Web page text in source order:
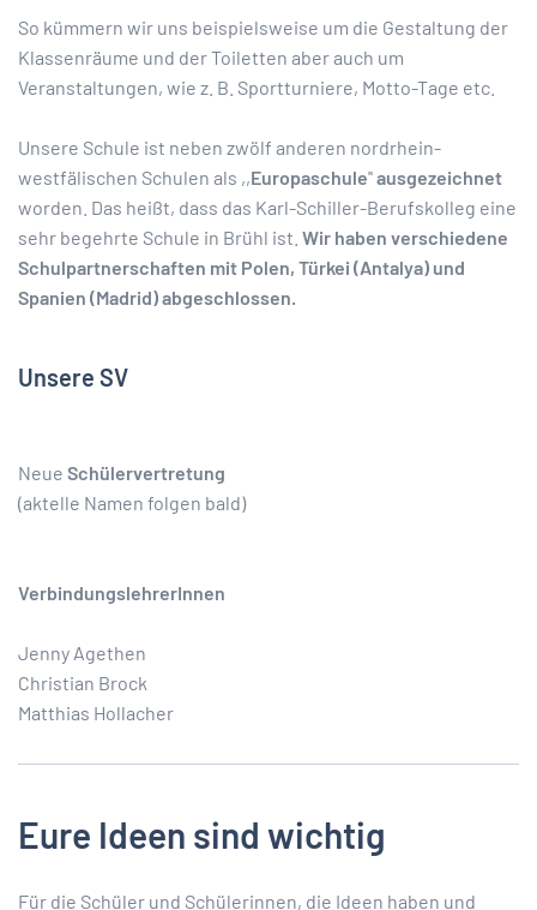
So kümmern wir uns beispielsweise um die Gestaltung der
Klassenräume und der Toiletten aber auch um
Veranstaltungen, wie z. B. Sportturniere, Motto-Tage etc.
Unsere Schule ist neben zwölf anderen nordrhein-
westfälischen Schulen als ,,Europaschule''ausgezeichnet
worden. Das heißt, dass das Karl-Schiller-Berufskolleg eine
sehr begehrte Schule in Brühl ist. Wir haben verschiedene
Schulpartnerschaften mit Polen, Türkei (Antalya) und
Spanien (Madrid) abgeschlossen.
Unsere SV
Neue Schülervertretung
(aktelle Namen folgen bald)
VerbindungslehrerInnen
Jenny Agethen
Christian Brock
Matthias Hollacher
Eure Ideen sind wichtig
Für die Schüler und Schülerinnen, die Ideen haben und